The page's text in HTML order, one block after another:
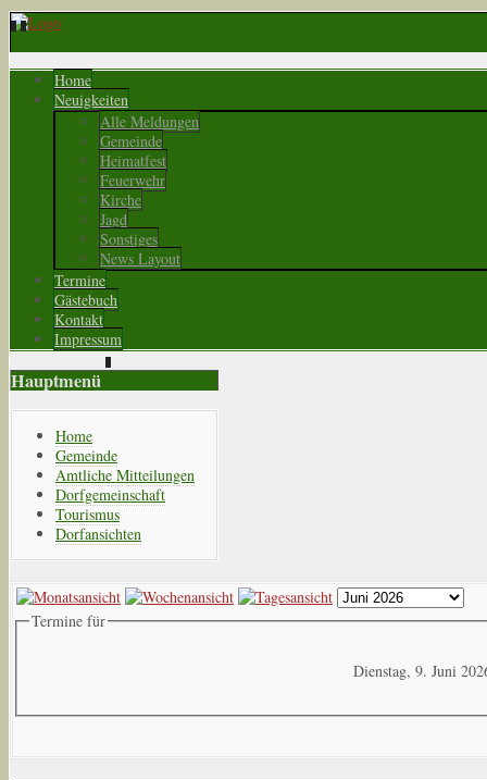
Home
Neuigkeiten
Alle Meldungen
Gemeinde
Heimatfest
Feuerwehr
Kirche
Jagd
Sonstiges
News Layout
Termine
Gästebuch
Kontakt
Impressum
Hauptmenü
Home
Gemeinde
Amtliche Mitteilungen
Dorfgemeinschaft
Tourismus
Dorfansichten
Termine für
Dienstag, 9. Juni